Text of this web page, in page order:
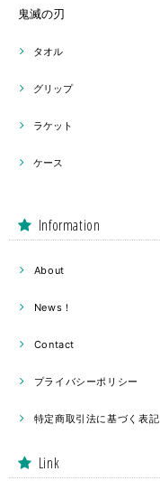
鬼滅の刃
タオル
グリップ
ラケット
ケース
Information
About
News！
Contact
プライバシーポリシー
特定商取引法に基づく表記
Link